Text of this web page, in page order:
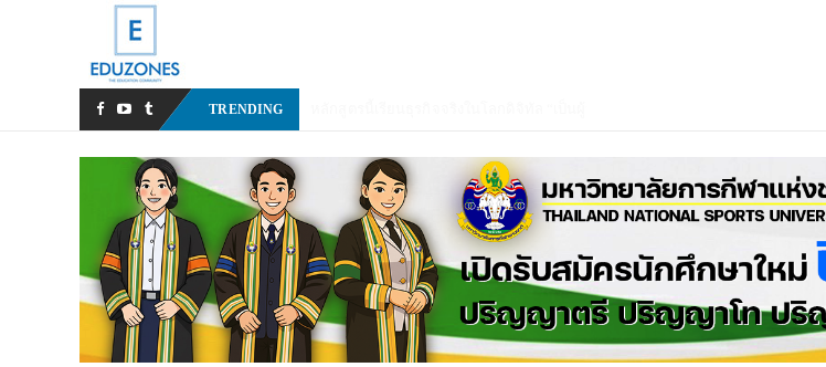
TRENDING